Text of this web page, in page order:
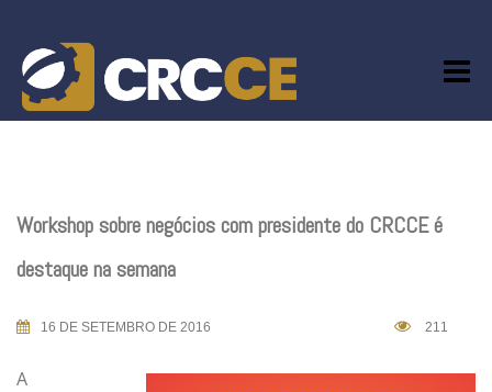
content
Workshop sobre negócios com presidente do CRCCE é
destaque na semana
16 DE SETEMBRO DE 2016 211
A